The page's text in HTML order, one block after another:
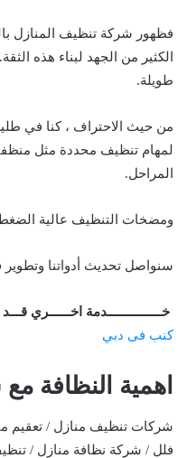
فظهور شركة تنظيف المنازل
الكثير من الجهد لبناء هذه
طويلة.
من حيث الاحتراف ، كنا في
لمهام تنظيف محددة مثل
المراحل.
ومضخات التنظيف عالية
سنواصل تحديث أدواتنا وتطوير
خـــــــــــــــدمة اخــــــري
كنب فى دبي
اهمية النظافة
شركات تنظيف منازل /
فلل / شركة نظافة منازل /